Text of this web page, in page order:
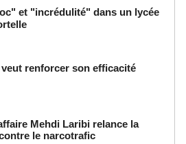
et "incrédulité" dans un lycée
veut renforcer son efficacité
Mehdi Laribi relance la
le narcotrafic